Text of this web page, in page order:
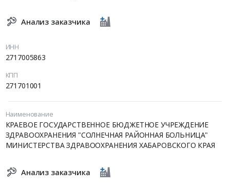
Анализ заказчика
ИНН
2717005863
КПП
271701001
Наименование
КРАЕВОЕ ГОСУДАРСТВЕННОЕ БЮДЖЕТНОЕ УЧРЕЖДЕНИЕ
ЗДРАВООХРАНЕНИЯ "СОЛНЕЧНАЯ РАЙОННАЯ БОЛЬНИЦА"
МИНИСТЕРСТВА ЗДРАВООХРАНЕНИЯ ХАБАРОВСКОГО КРАЯ
Анализ заказчика